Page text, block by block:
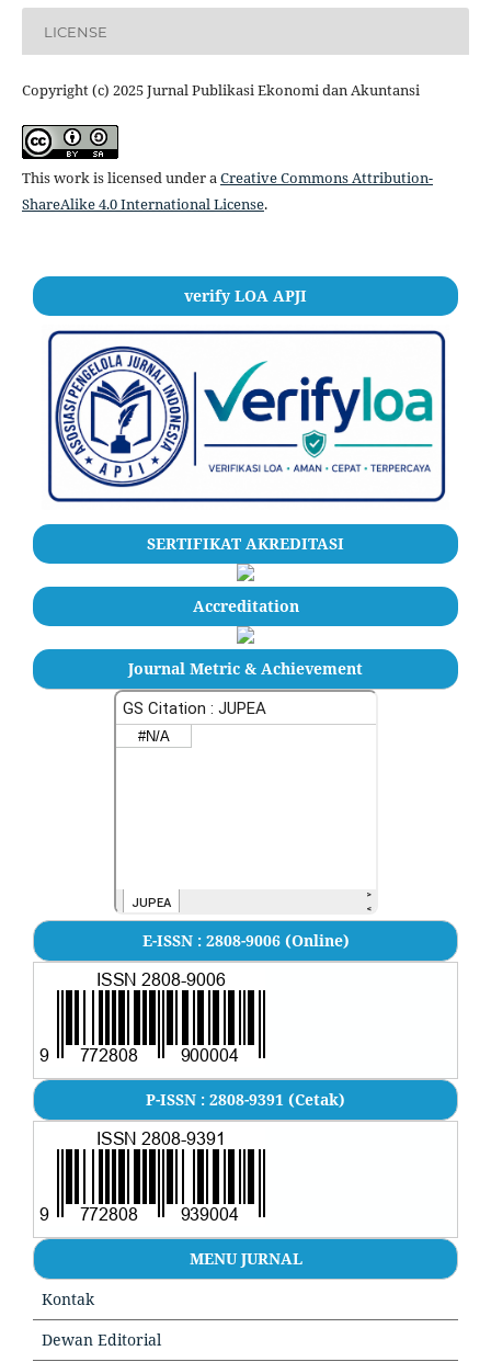
LICENSE
Copyright (c) 2025 Jurnal Publikasi Ekonomi dan Akuntansi
This work is licensed under aCreative Commons Attribution-
ShareAlike 4.0 International License.
verify LOA APJI
SERTIFIKAT AKREDITASI
Accreditation
Journal Metric & Achievement
E-ISSN : 2808-9006 (Online)
P-ISSN : 2808-9391 (Cetak)
MENU JURNAL
Kontak
Dewan Editorial